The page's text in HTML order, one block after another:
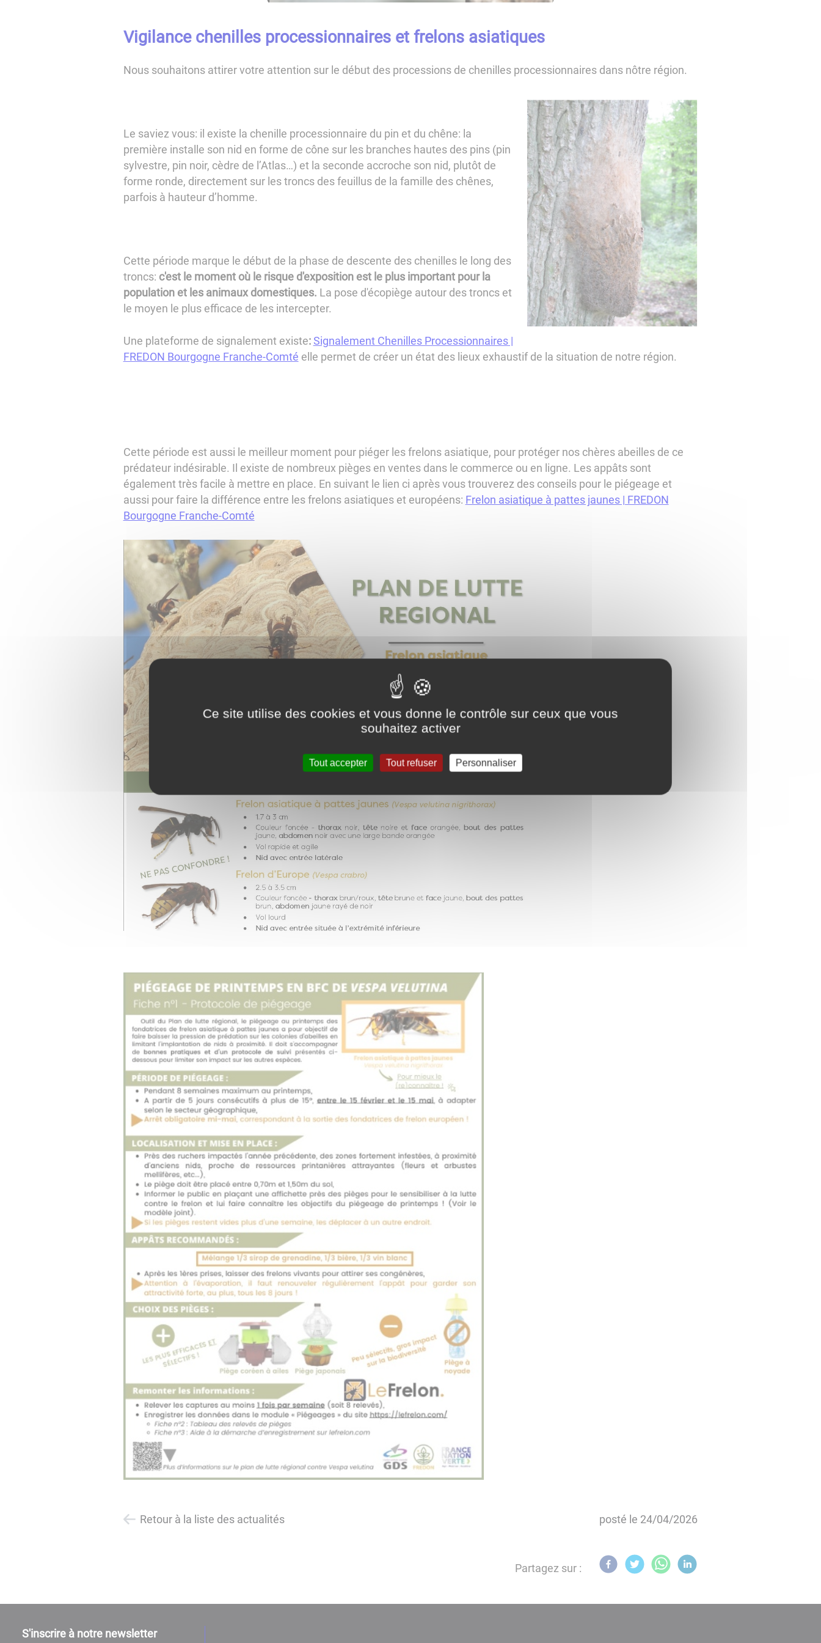
Vigilance chenilles processionnaires et frelons asiatiques
Nous souhaitons attirer votre attention sur le début des processions de chenilles processionnaires dans nôtre région.
Le saviez vous: il existe la chenille processionnaire du pin et du chêne: la
première installe son nid en forme de cône sur les branches hautes des pins (pin
sylvestre, pin noir, cèdre de l’Atlas…) et la seconde accroche son nid, plutôt de
forme ronde, directement sur les troncs des feuillus de la famille des chênes,
parfois à hauteur d’homme.
Cette période marque le début de la phase de descente des chenilles le long des
troncs: c'est le moment où le risque d'exposition est le plus important pour la
population et les animaux domestiques. La pose d'écopiège autour des troncs et
le moyen le plus efficace de les intercepter.
Une plateforme de signalement existe:Signalement Chenilles Processionnaires |
FREDON Bourgogne Franche-Comté elle permet de créer un état des lieux exhaustif de la situation de notre région.
Cette période est aussi le meilleur moment pour piéger les frelons asiatique, pour protéger nos chères abeilles de ce
prédateur indésirable. Il existe de nombreux pièges en ventes dans le commerce ou en ligne. Les appâts sont
également très facile à mettre en place. En suivant le lien ci après vous trouverez des conseils pour le piégeage et
aussi pour faire la différence entre les frelons asiatiques et européens: Frelon asiatique à pattes jaunes | FREDON
Bourgogne Franche-Comté
Retour à la liste des actualités posté le 24/04/2026
Partagez sur :
S'inscrire à notre newsletter
Ce site utilise des cookies et vous donne le contrôle sur ceux que vous
souhaitez activer
Tout accepter Tout refuser Personnaliser